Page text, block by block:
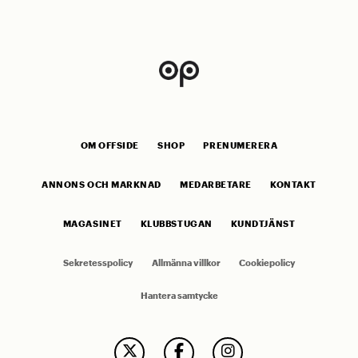
OM OFFSIDE SHOP PRENUMERERA
ANNONS OCH MARKNAD MEDARBETARE KONTAKT
MAGASINET KLUBBSTUGAN KUNDTJÄNST
Sekretesspolicy Allmänna villkor Cookiepolicy
Hantera samtycke